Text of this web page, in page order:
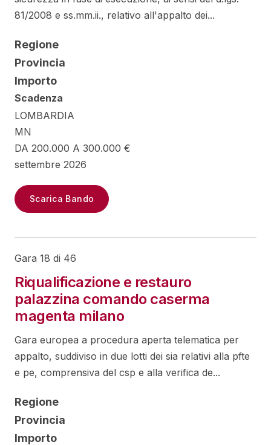
81/2008 e ss.mm.ii., relativo all'appalto dei...
Regione
Provincia
Importo
Scadenza
LOMBARDIA
MN
DA 200.000 A 300.000 €
settembre 2026
Scarica Bando
Gara 18 di 46
Riqualificazione e restauro
palazzina comando caserma
magenta milano
Gara europea a procedura aperta telematica per
appalto, suddiviso in due lotti dei sia relativi alla pfte
e pe, comprensiva del csp e alla verifica de...
Regione
Provincia
Importo